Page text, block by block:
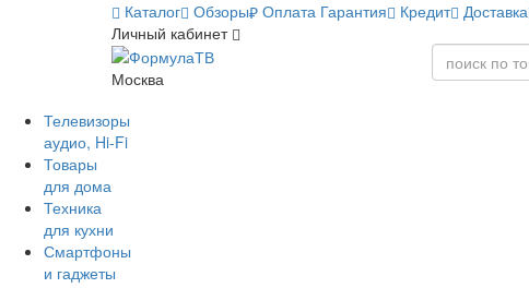
Каталог Обзоры Оплата Гарантия Кредит Доставка
Личный кабинет
Москва
Телевизоры
аудио, Hi-Fi
Товары
для дома
Техника
для кухни
Смартфоны
и гаджеты